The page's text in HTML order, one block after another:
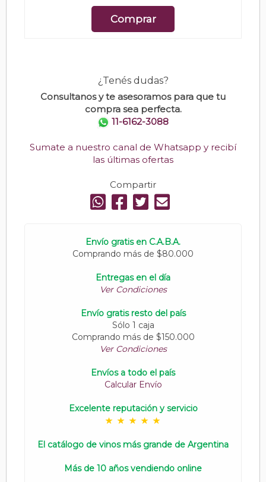
Comprar
¿Tenés dudas?
Consultanos y te asesoramos para que tu
compra sea perfecta.
11-6162-3088
Sumate a nuestro canal de Whatsapp y recibí
las últimas ofertas
Compartir
Envío gratis en C.A.B.A.
Comprando más de $80.000
Entregas en el día
Ver Condiciones
Envío gratis resto del país
Sólo 1 caja
Comprando más de $150.000
Ver Condiciones
Envíos a todo el país
Calcular Envío
Excelente reputación y servicio
El catálogo de vinos más grande de Argentina
Más de 10 años vendiendo online